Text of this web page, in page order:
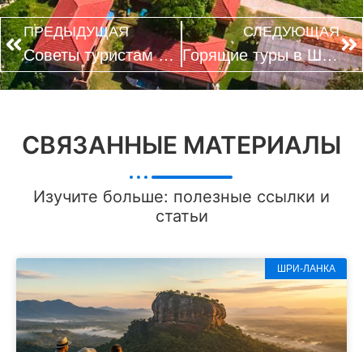
ПРЕДЫДУЩАЯ
Советы туристам в Шри-Ланке
СЛЕДУЮЩАЯ
Горящие туры в Шри-Ланку
СВЯЗАННЫЕ МАТЕРИАЛЫ
Изучите больше: полезные ссылки и
статьи
ШРИ-ЛАНКА